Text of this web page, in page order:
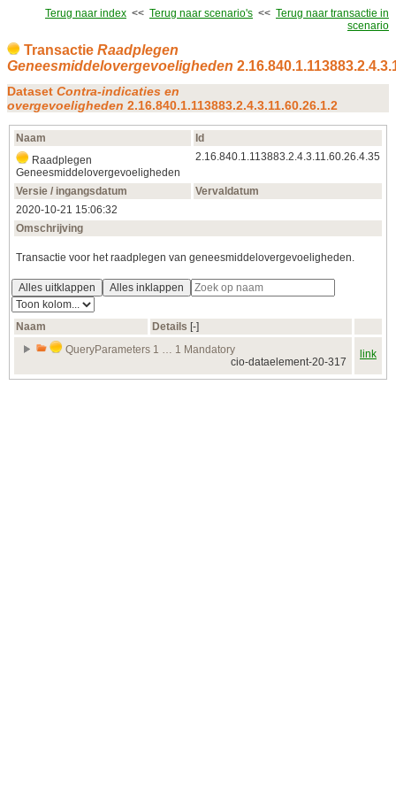
Terug naar index << Terug naar scenario's << Terug naar transactie in
scenario
Transactie Raadplegen
Geneesmiddelovergevoeligheden
Dataset Contra-indicaties en
overgevoeligheden 2.16.840.1.113883.2.4.3.11.60.26.1.2
Naam
Id
Raadplegen
Geneesmiddelovergevoeligheden
2.16.840.1.113883.2.4.3.11.60.26.4.35
Versie / ingangsdatum
Vervaldatum
2020‑10‑21 15:06:32
Omschrijving
Transactie voor het raadplegen van geneesmiddelovergevoeligheden.
Alles uitklappen Alles inklappen
Naam Details [‑]
QueryParameters 1 … 1 Mandatory
cio-dataelement-20-317
link